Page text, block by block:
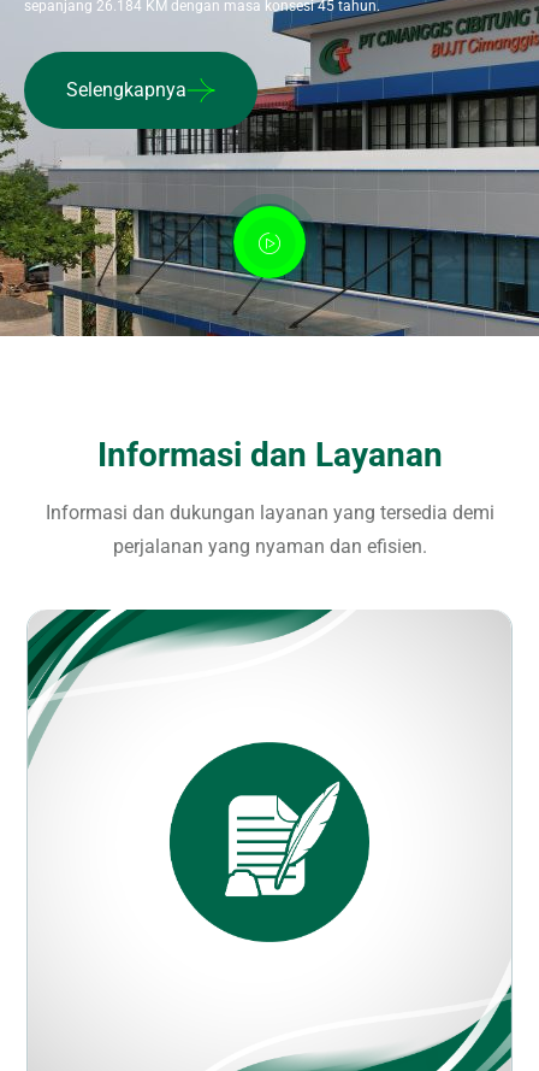
sepanjang 26.184 KM dengan masa konsesi 45 tahun.
Selengkapnya
Informasi dan Layanan
Informasi dan dukungan layanan yang tersedia demi
perjalanan yang nyaman dan efisien.